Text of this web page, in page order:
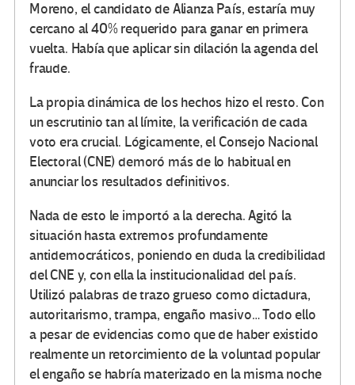
Moreno, el candidato de Alianza País, estaría muy
cercano al 40% requerido para ganar en primera
vuelta. Había que aplicar sin dilación la agenda del
fraude.
La propia dinámica de los hechos hizo el resto. Con
un escrutinio tan al límite, la verificación de cada
voto era crucial. Lógicamente, el Consejo Nacional
Electoral (CNE) demoró más de lo habitual en
anunciar los resultados definitivos.
Nada de esto le importó a la derecha. Agitó la
situación hasta extremos profundamente
antidemocráticos, poniendo en duda la credibilidad
del CNE y, con ella la institucionalidad del país.
Utilizó palabras de trazo grueso como dictadura,
autoritarismo, trampa, engaño masivo… Todo ello
a pesar de evidencias como que de haber existido
realmente un retorcimiento de la voluntad popular
el engaño se habría materizado en la misma noche